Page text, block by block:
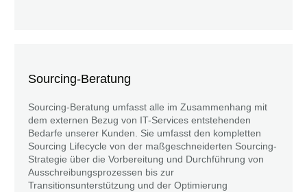
Sourcing-Beratung
Sourcing-Beratung umfasst alle im Zusammenhang mit
dem externen Bezug von IT-Services entstehenden
Bedarfe unserer Kunden. Sie umfasst den kompletten
Sourcing Lifecycle von der maßgeschneiderten Sourcing-
Strategie über die Vorbereitung und Durchführung von
Ausschreibungsprozessen bis zur
Transitionsunterstützung und der Optimierung